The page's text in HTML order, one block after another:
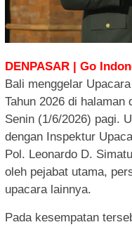
DENPASAR | Go
Bali menggelar
Tahun 2026 di halaman
Senin (1/6/2026) pagi.
dengan Inspektur
Pol. Leonardo D.
oleh pejabat utama,
upacara lainnya.
Pada kesempatan